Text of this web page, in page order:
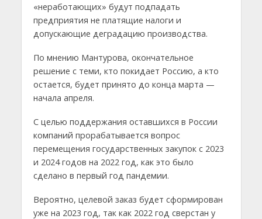
«неработающих» будут подпадать
предприятия не платящие налоги и
допускающие деградацию производства.
По мнению Мантурова, окончательное
решение с теми, кто покидает Россию, а кто
остается, будет принято до конца марта —
начала апреля.
С целью поддержания оставшихся в России
компаний прорабатывается вопрос
перемещения государственных закупок с 2023
и 2024 годов на 2022 год, как это было
сделано в первый год пандемии.
Вероятно, целевой заказ будет сформирован
уже на 2023 год, так как 2022 год сверстан у